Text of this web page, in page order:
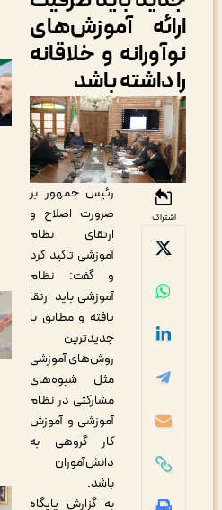
آموزش‌های
و خلاقانه
داشته باشد
رئیس جمهور بر
ضرورت اصلاح و
ارتقای نظام
آموزشی تاکید کرد
و گفت: نظام
آموزشی باید ارتقا
یافته و مطابق با
جدیدترین
روش‌های آموزشی
مثل شیوه‌های
مشارکتی در نظام
آموزشی و آموزش
کار گروهی به
دانش‌آموزان
به گزارش پایگاه